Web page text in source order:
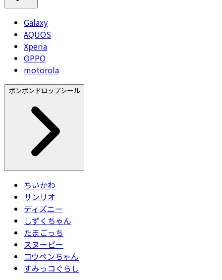
Galaxy
AQUOS
Xperia
OPPO
motorola
ボンボンドロップシール
ちいかわ
サンリオ
ディズニー
しずくちゃん
たまごっち
スヌーピー
コウペンちゃん
すみっコぐらし